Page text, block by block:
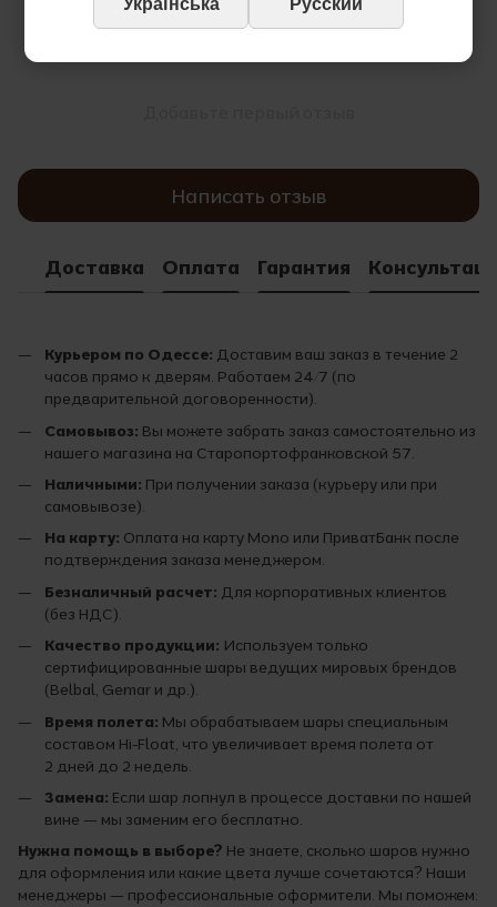
Написать отзыв
Доставка Оплата Гарантия
Курьером по Одессе: Доставим ваш заказ в течение 2
часов прямо к дверям. Работаем 24/7 (по
предварительной договоренности).
Самовывоз: Вы можете забрать заказ самостоятельно из
нашего магазина на Старопортофранковской 57.
Наличными: При получении заказа (курьеру или при
самовывозе).
На карту: Оплата на карту Mono или ПриватБанк после
подтверждения заказа менеджером.
Безналичный расчет: Для корпоративных клиентов
(без НДС).
Качество продукции: Используем только
сертифицированные шары ведущих мировых брендов
(Belbal, Gemar и др.).
Время полета: Мы обрабатываем шары специальным
составом Hi-Float, что увеличивает время полета от
2 дней до 2 недель.
Замена: Если шар лопнул в процессе доставки по нашей
вине — мы заменим его бесплатно.
Нужна помощь в выборе? Не знаете, сколько шаров нужно
для оформления или какие цвета лучше сочетаются? Наши
менеджеры — профессиональные оформители. Мы поможем: